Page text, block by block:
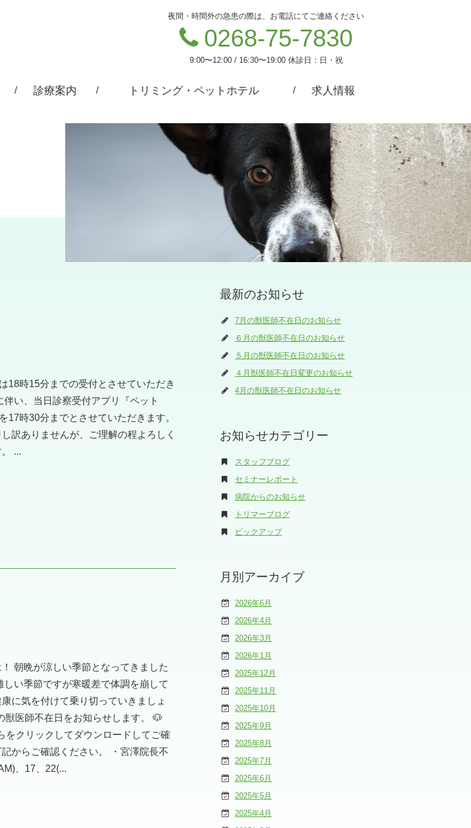
夜間・時間外の急患の際は、お電話にてご連絡ください
0268-75-7830
9:00〜12:00 / 16:30〜19:00休診日：日・祝
診療案内 トリミング・ペットホテル 求人情報
18時15分までの受付とさせていただき
伴い、当日診察受付アプリ『ペット
17時30分までとさせていただきます。
訳ありませんが、ご理解の程よろしく
...
朝晩が涼しい季節となってきました
しい季節ですが寒暖差で体調を崩して
に気を付けて乗り切っていきましょ
獣医師不在日をお知らせします。 🐶
をクリックしてダウンロードしてご確
からご確認ください。 ・宮澤院長不
、17、22(...
最新のお知らせ
7月の獣医師不在日のお知らせ
６月の獣医師不在日のお知らせ
５月の獣医師不在日のお知らせ
４月獣医師不在日変更のお知らせ
4月の獣医師不在日のお知らせ
お知らせカテゴリー
スタッフブログ
セミナーレポート
病院からのお知らせ
トリマーブログ
ピックアップ
月別アーカイブ
2026年6月
2026年4月
2026年3月
2026年1月
2025年12月
2025年11月
2025年10月
2025年9月
2025年8月
2025年7月
2025年6月
2025年5月
2025年4月